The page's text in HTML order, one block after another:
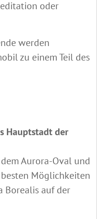
oder
werden
zu einem Teil des
Hauptstadt der
Aurora-Oval und
Möglichkeiten
Borealis auf der